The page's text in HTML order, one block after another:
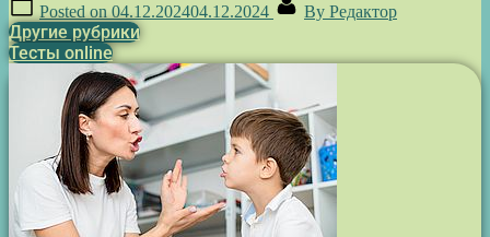
Posted on 04.12.202404.12.2024 By Редактор
Другие рубрики
Тесты online